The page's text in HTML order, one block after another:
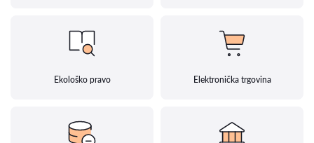
Ekološko pravo Elektronička trgovina